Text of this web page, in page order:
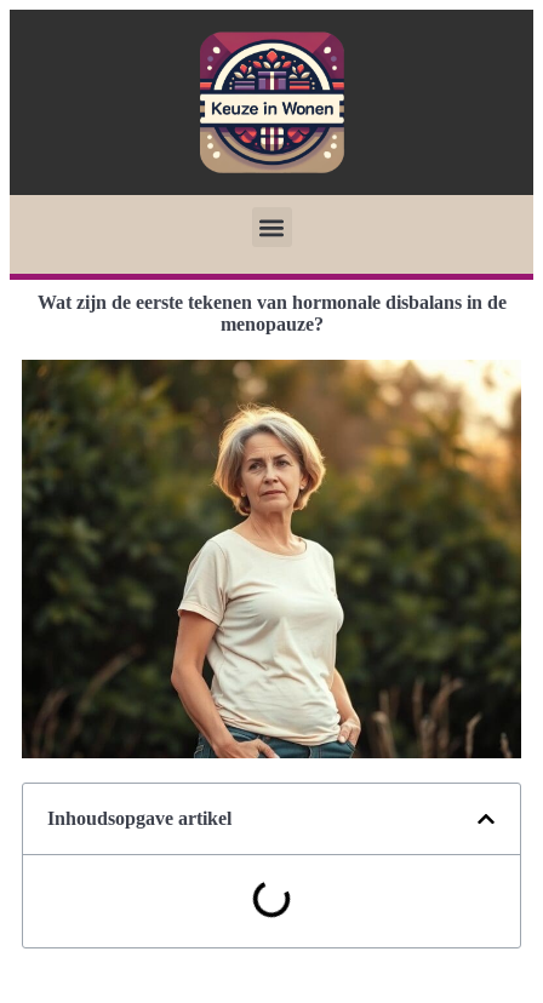
Wat zijn de eerste tekenen van hormonale disbalans in de
menopauze?
Inhoudsopgave artikel